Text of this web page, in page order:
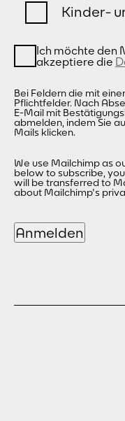
Kinder-
Ich möchte den
akzeptiere die
Bei Feldern die mit
Pflichtfelder. Nach
E-Mail mit
abmelden, indem Sie
Mails klicken.
We use Mailchimp as
below to subscribe,
will be transferred to
about Mailchimp's